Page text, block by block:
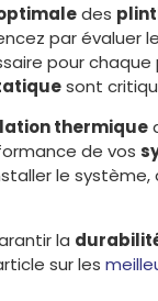
des
par évaluer
pour chaque
sont
thermique
de vos
le
la
sur les